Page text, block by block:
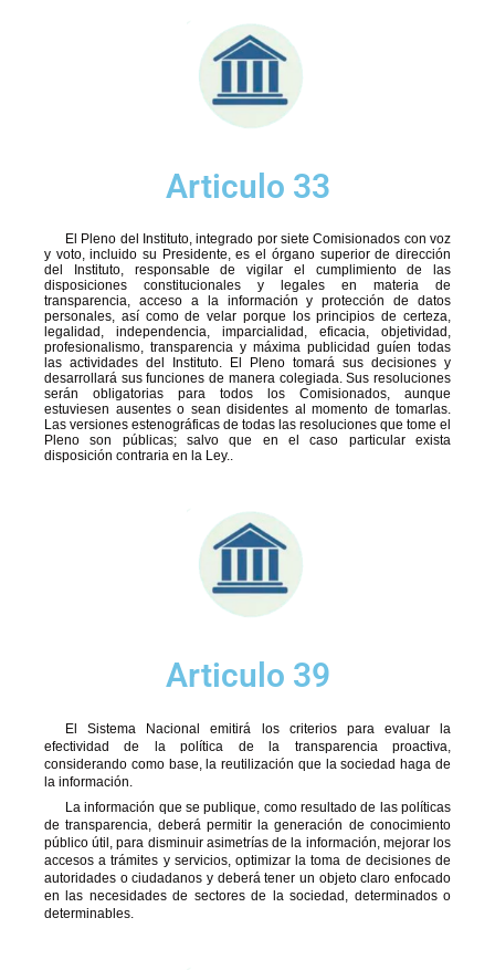
Articulo 33
El Pleno del Instituto, integrado por siete Comisionados con voz
y voto, incluido su Presidente, es el órgano superior de dirección
del Instituto, responsable de vigilar el cumplimiento de las
disposiciones constitucionales y legales en materia de
transparencia, acceso a la información y protección de datos
personales, así como de velar porque los principios de certeza,
legalidad, independencia, imparcialidad, eficacia, objetividad,
profesionalismo, transparencia y máxima publicidad guíen todas
las actividades del Instituto. El Pleno tomará sus decisiones y
desarrollará sus funciones de manera colegiada. Sus resoluciones
serán obligatorias para todos los Comisionados, aunque
estuviesen ausentes o sean disidentes al momento de tomarlas.
Las versiones estenográficas de todas las resoluciones que tome el
Pleno son públicas; salvo que en el caso particular exista
disposición contraria en la Ley..
Articulo 39
El Sistema Nacional emitirá los criterios para evaluar la
efectividad de la política de la transparencia proactiva,
considerando como base, la reutilización que la sociedad haga de
la información.
La información que se publique, como resultado de las políticas
de transparencia, deberá permitir la generación de conocimiento
público útil, para disminuir asimetrías de la información, mejorar los
accesos a trámites y servicios, optimizar la toma de decisiones de
autoridades o ciudadanos y deberá tener un objeto claro enfocado
en las necesidades de sectores de la sociedad, determinados o
determinables.